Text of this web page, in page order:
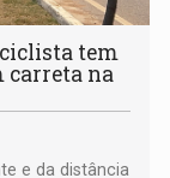
tem
carreta na
e da distância